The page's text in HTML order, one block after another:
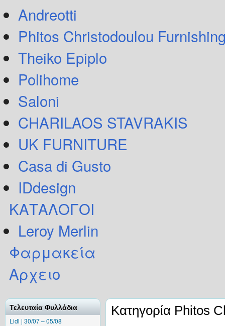
Andreotti
Phitos Christodoulou
Theiko Epiplo
Polihome
Saloni
CHARILAOS STAVRAKIS
UK FURNITURE
Casa di Gusto
IDdesign
ΚΑΤΑΛΟΓΟΙ
Leroy Merlin
Φαρμακεία
Αρχειο
Τελευταία Φυλλάδια
Lidl | 30/07 – 05/08
Κατηγορία Phitos